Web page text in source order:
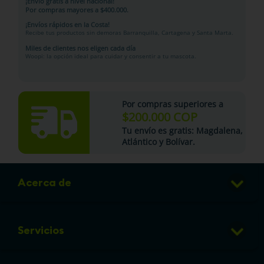
Por compras mayores a $400.000.
¡Envíos rápidos en la Costa!
Recibe tus productos sin demoras Barranquilla, Cartagena y Santa Marta.
Miles de clientes nos eligen cada día
Woopi: la opción ideal para cuidar y consentir a tu mascota.
Por compras superiores a
$200.000 COP
Tu envío es gratis: Magdalena,
Atlántico y Bolívar.
Acerca de
Club de Puntos
Servicios